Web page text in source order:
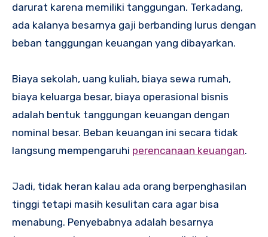
darurat karena memiliki tanggungan. Terkadang,
ada kalanya besarnya gaji berbanding lurus dengan
beban tanggungan keuangan yang dibayarkan.
Biaya sekolah, uang kuliah, biaya sewa rumah,
biaya keluarga besar, biaya operasional bisnis
adalah bentuk tanggungan keuangan dengan
nominal besar. Beban keuangan ini secara tidak
langsung mempengaruhi perencanaan keuangan.
Jadi, tidak heran kalau ada orang berpenghasilan
tinggi tetapi masih kesulitan cara agar bisa
menabung. Penyebabnya adalah besarnya